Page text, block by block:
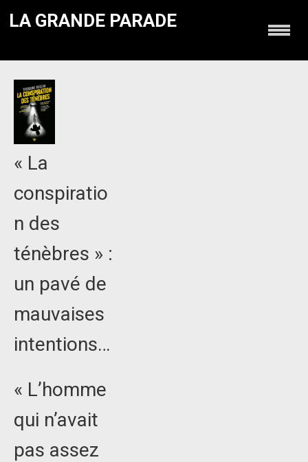
LA GRANDE PARADE
« La
conspiratio
n des
ténèbres » :
un pavé de
mauvaises
intentions…
« L’homme
qui n’avait
pas assez